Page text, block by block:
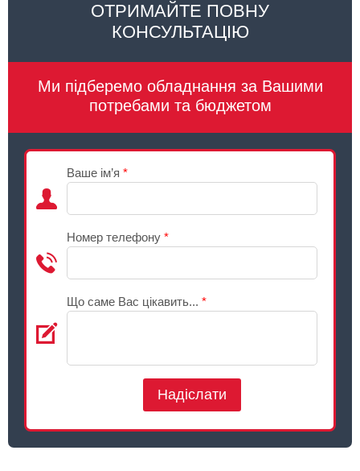
ОТРИМАЙТЕ ПОВНУ
КОНСУЛЬТАЦІЮ
Ми підберемо обладнання за Вашими
потребами та бюджетом
Ваше ім’я *
Номер телефону *
Що саме Вас цікавить... *
Надіслати